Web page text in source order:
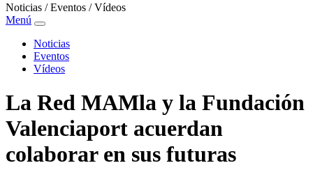
Noticias / Eventos / Vídeos
Menú
Noticias
Eventos
Vídeos
La Red MAMla y la Fundación
Valenciaport acuerdan
colaborar en sus futuras